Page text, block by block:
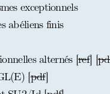
exceptionnels
abéliens finis
alternés [ref] [
[pdf]